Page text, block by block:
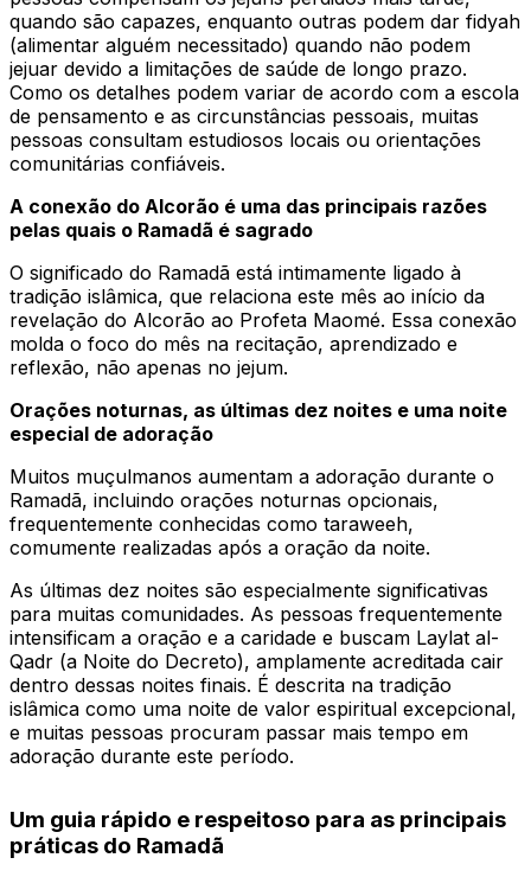
quando são capazes, enquanto outras podem dar fidyah
(alimentar alguém necessitado) quando não podem
jejuar devido a limitações de saúde de longo prazo.
Como os detalhes podem variar de acordo com a escola
de pensamento e as circunstâncias pessoais, muitas
pessoas consultam estudiosos locais ou orientações
comunitárias confiáveis.
A conexão do Alcorão é uma das principais razões
pelas quais o Ramadã é sagrado
O significado do Ramadã está intimamente ligado à
tradição islâmica, que relaciona este mês ao início da
revelação do Alcorão ao Profeta Maomé. Essa conexão
molda o foco do mês na recitação, aprendizado e
reflexão, não apenas no jejum.
Orações noturnas, as últimas dez noites e uma noite
especial de adoração
Muitos muçulmanos aumentam a adoração durante o
Ramadã, incluindo orações noturnas opcionais,
frequentemente conhecidas como taraweeh,
comumente realizadas após a oração da noite.
As últimas dez noites são especialmente significativas
para muitas comunidades. As pessoas frequentemente
intensificam a oração e a caridade e buscam Laylat al-
Qadr (a Noite do Decreto), amplamente acreditada cair
dentro dessas noites finais. É descrita na tradição
islâmica como uma noite de valor espiritual excepcional,
e muitas pessoas procuram passar mais tempo em
adoração durante este período.
Um guia rápido e respeitoso para as principais
práticas do Ramadã